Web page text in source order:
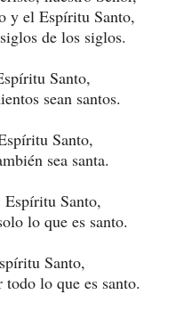
y el Espíritu Santo,
de los siglos.
Santo,
sean santos.
Santo,
sea santa.
Santo,
lo que es santo.
Santo,
todo lo que es santo.